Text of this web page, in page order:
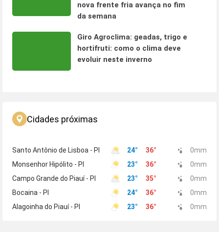
nova frente fria avança no fim
da semana
Giro Agroclima: geadas, trigo e
hortifruti: como o clima deve
evoluir neste inverno
Cidades próximas
Santo Antônio de Lisboa - PI 24° 36° 0mm
Monsenhor Hipólito - PI
23° 36° 0mm
Campo Grande do Piauí - PI
23° 35° 0mm
Bocaina - PI
24° 36° 0mm
Alagoinha do Piauí - PI
23° 36° 0mm